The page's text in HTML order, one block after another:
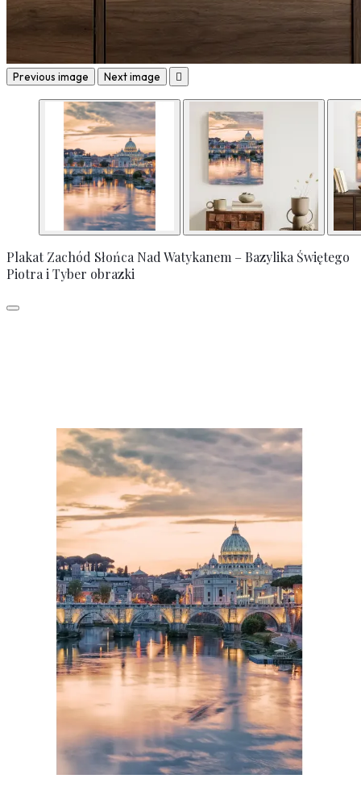
Previous image Next image 
Plakat Zachód Słońca Nad Watykanem – Bazylika Świętego
Piotra i Tyber obrazki